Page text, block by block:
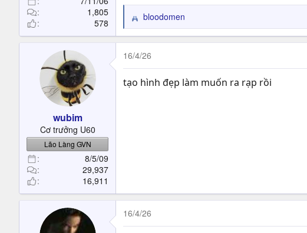
1,805
578
R
e
a
c
t
o
bloodomen
wubim
Cơ trưởng U60
Lão Làng GVN
8/5/09
29,937
16,911
16/4/26
tạo hình đẹp làm muốn ra rạp rồi
16/4/26